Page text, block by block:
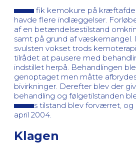
fik kemokure på
havde flere indlæggelser.
af en betændelsestilstand
samt på grund af væskemangel.
svulsten vokset trods
tilrådet at pausere med
indstillet herpå. Behandlingen
genoptaget men måtte
bivirkninger. Derefter blev der
behandling og følgetilstanden
s tilstand blev forværret, og
april 2004.
Klagen